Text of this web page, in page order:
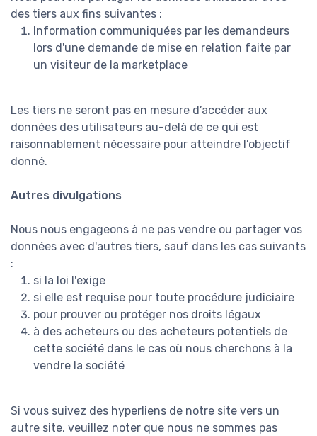
des tiers aux fins suivantes :
Information communiquées par les demandeurs
lors d'une demande de mise en relation faite par
un visiteur de la marketplace
Les tiers ne seront pas en mesure d’accéder aux
données des utilisateurs au-delà de ce qui est
raisonnablement nécessaire pour atteindre l’objectif
donné.
Autres divulgations
Nous nous engageons à ne pas vendre ou partager vos
données avec d'autres tiers, sauf dans les cas suivants
:
si la loi l'exige
si elle est requise pour toute procédure judiciaire
pour prouver ou protéger nos droits légaux
à des acheteurs ou des acheteurs potentiels de
cette société dans le cas où nous cherchons à la
vendre la société
Si vous suivez des hyperliens de notre site vers un
autre site, veuillez noter que nous ne sommes pas